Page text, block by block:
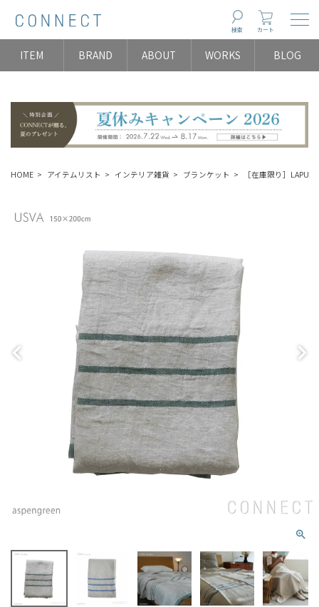
検索 カート
ITEM BRAND ABOUT WORKS BLOG
HOME アイテムリスト インテリア雑貨 ブランケット ［在庫限り］